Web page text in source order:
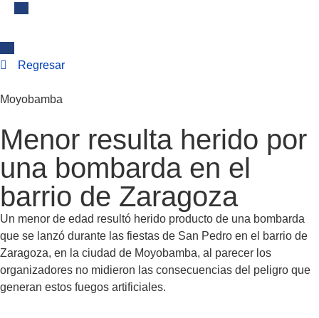
Regresar
Moyobamba
Menor resulta herido por
una bombarda en el
barrio de Zaragoza
Un menor de edad resultó herido producto de una bombarda
que se lanzó durante las fiestas de San Pedro en el barrio de
Zaragoza, en la ciudad de Moyobamba, al parecer los
organizadores no midieron las consecuencias del peligro que
generan estos fuegos artificiales.